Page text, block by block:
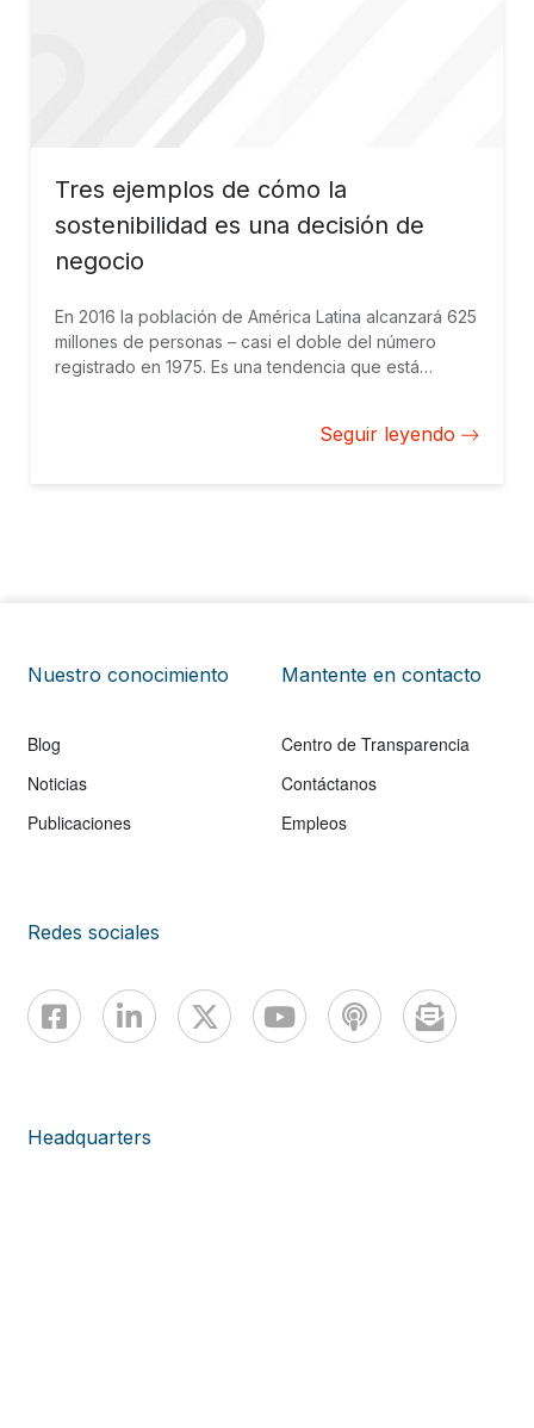
Tres ejemplos de cómo la
sostenibilidad es una decisión de
negocio
En 2016 la población de América Latina alcanzará 625
millones de personas – casi el doble del número
registrado en 1975. Es una tendencia que está
Seguir leyendo
Nuestro conocimiento
Blog
Noticias
Publicaciones
Mantente en contacto
Centro de Transparencia
Contáctanos
Empleos
Redes sociales
Headquarters